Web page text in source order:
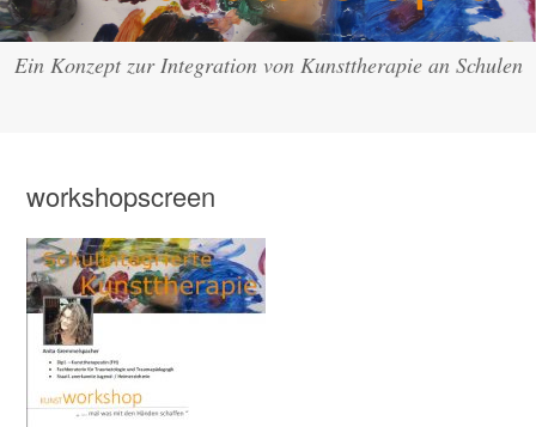
Ein Konzept zur Integration von Kunsttherapie an Schulen
workshopscreen